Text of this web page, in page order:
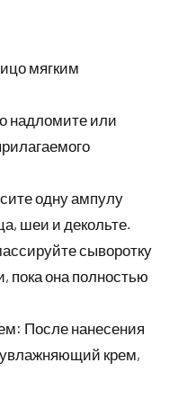
мягким
надломите или
одну ампулу
шеи и декольте.
сыворотку
пока она полностью
После нанесения
увлажняющий крем,